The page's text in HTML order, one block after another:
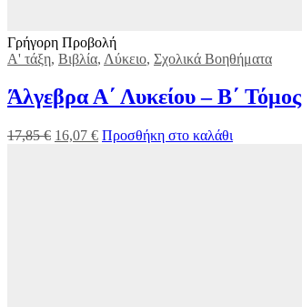
Γρήγορη Προβολή
Α' τάξη, Βιβλία, Λύκειο, Σχολικά Βοηθήματα
Άλγεβρα Α΄ Λυκείου – Β΄ Τόμος
17,85€ 16,07 € Προσθήκη στο καλάθι